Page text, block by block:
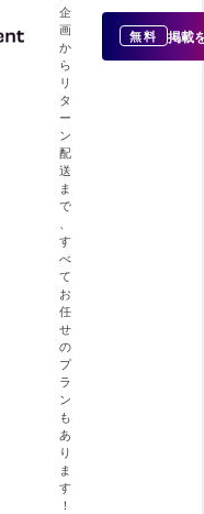
企
画
か
ら
リ
タ
ー
ン
配
送
ま
で
す
べ
て
お
任
せ
の
プ
ラ
ン
も
あ
り
ま
す
！
無料 掲載